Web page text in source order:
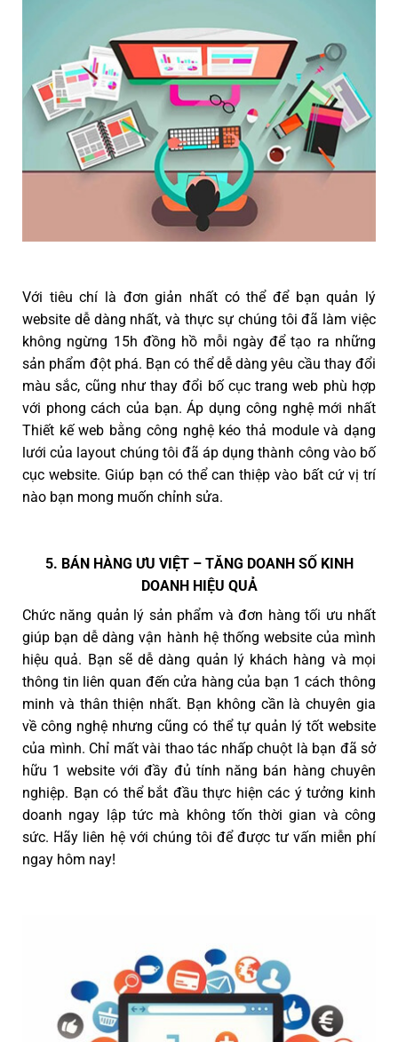
Với tiêu chí là đơn giản nhất có thể để bạn quản lý
website dễ dàng nhất, và thực sự chúng tôi đã làm việc
không ngừng 15h đồng hồ mỗi ngày để tạo ra những
sản phẩm đột phá. Bạn có thể dễ dàng yêu cầu thay đổi
màu sắc, cũng như thay đổi bố cục trang web phù hợp
với phong cách của bạn. Áp dụng công nghệ mới nhất
Thiết kế web bằng công nghệ kéo thả module và dạng
lưới của layout chúng tôi đã áp dụng thành công vào bố
cục website. Giúp bạn có thể can thiệp vào bất cứ vị trí
nào bạn mong muốn chỉnh sửa.
5. BÁN HÀNG ƯU VIỆT – TĂNG DOANH SỐ KINH
DOANH HIỆU QUẢ
Chức năng quản lý sản phẩm và đơn hàng tối ưu nhất
giúp bạn dễ dàng vận hành hệ thống website của mình
hiệu quả. Bạn sẽ dễ dàng quản lý khách hàng và mọi
thông tin liên quan đến cửa hàng của bạn 1 cách thông
minh và thân thiện nhất. Bạn không cần là chuyên gia
về công nghệ nhưng cũng có thể tự quản lý tốt website
của mình. Chỉ mất vài thao tác nhấp chuột là bạn đã sở
hữu 1 website với đầy đủ tính năng bán hàng chuyên
nghiệp. Bạn có thể bắt đầu thực hiện các ý tưởng kinh
doanh ngay lập tức mà không tốn thời gian và công
sức. Hãy liên hệ với chúng tôi để được tư vấn miễn phí
ngay hôm nay!